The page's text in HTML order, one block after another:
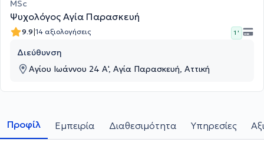
MSc
Ψυχολόγος Αγία Παρασκευή
9.9|14 αξιολογήσεις 1 '
Διεύθυνση
Αγίου Ιωάννου 24 Α', Αγία Παρασκευή, Αττική
Προφίλ Εμπειρία Διαθεσιμότητα Υπηρεσίες